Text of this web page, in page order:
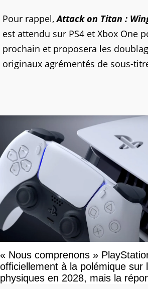
Pour rappel,Attack on Titan :
est attendu sur PS4 et Xbox One
prochain et proposera les
originaux agrémentés de sous-
« Nous comprenons »
officiellement à la polémique sur
physiques en 2028, mais la